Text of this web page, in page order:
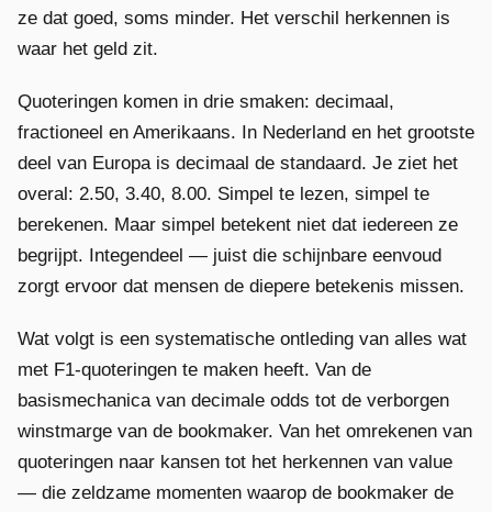
ze dat goed, soms minder. Het verschil herkennen is
waar het geld zit.
Quoteringen komen in drie smaken: decimaal,
fractioneel en Amerikaans. In Nederland en het grootste
deel van Europa is decimaal de standaard. Je ziet het
overal: 2.50, 3.40, 8.00. Simpel te lezen, simpel te
berekenen. Maar simpel betekent niet dat iedereen ze
begrijpt. Integendeel — juist die schijnbare eenvoud
zorgt ervoor dat mensen de diepere betekenis missen.
Wat volgt is een systematische ontleding van alles wat
met F1-quoteringen te maken heeft. Van de
basismechanica van decimale odds tot de verborgen
winstmarge van de bookmaker. Van het omrekenen van
quoteringen naar kansen tot het herkennen van value
— die zeldzame momenten waarop de bookmaker de